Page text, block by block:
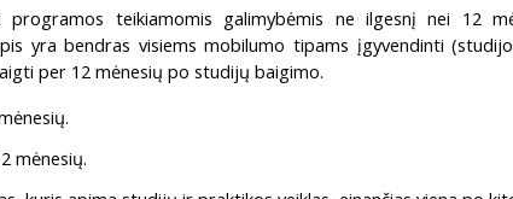
programos teikiamomis galimybėmis ne ilgesnį nei 12
yra bendras visiems mobilumo tipams įgyvendinti
per 12 mėnesių po studijų baigimo.
mėnesių.